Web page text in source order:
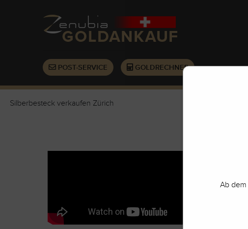
POST-SERVICE GOLDRECHNER
Silberbesteck verkaufen Zürich
Ab dem